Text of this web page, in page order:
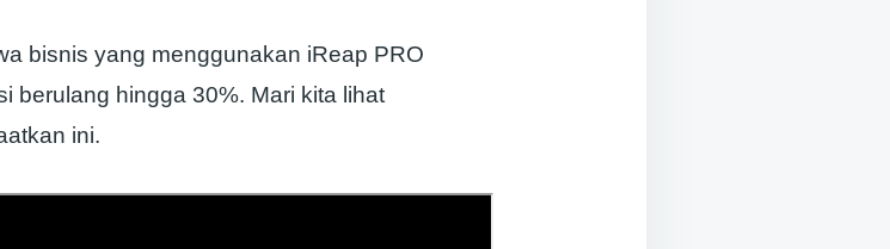
bisnis yang menggunakan iReap PRO
berulang hingga 30%. Mari kita lihat
ini.